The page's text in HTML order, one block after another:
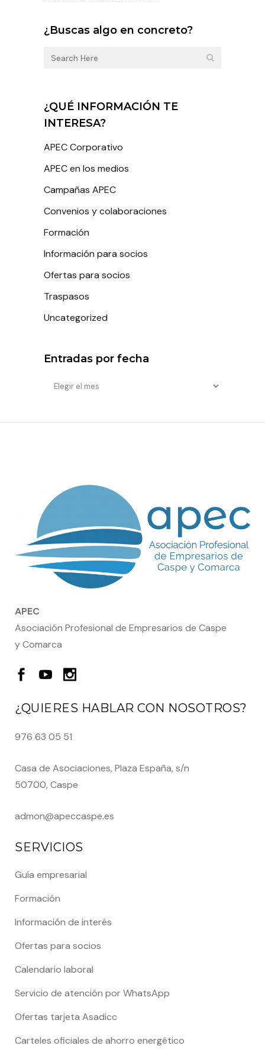
¿Buscas algo en concreto?
¿QUÉ INFORMACIÓN TE
INTERESA?
APEC Corporativo
APEC en los medios
Campañas APEC
Convenios y colaboraciones
Formación
Información para socios
Ofertas para socios
Traspasos
Uncategorized
Entradas por fecha
Entradas
APEC
Asociación Profesional de Empresarios de Caspe
y Comarca
¿QUIERES HABLAR CON NOSOTROS?
976 63 05 51
Casa de Asociaciones, Plaza España, s/n
50700, Caspe
admon@apeccaspe.es
SERVICIOS
Guía empresarial
Formación
Información de interés
Ofertas para socios
Calendario laboral
Servicio de atención por WhatsApp
Ofertas tarjeta Asadicc
Carteles oficiales de ahorro energético